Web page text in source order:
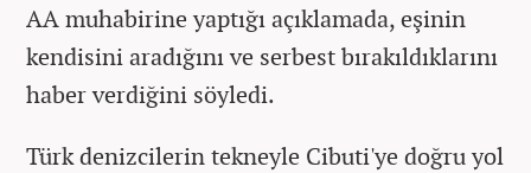
AA muhabirine yaptığı açıklamada, eşinin
kendisini aradığını ve serbest bırakıldıklarını
haber verdiğini söyledi.
Türk denizcilerin tekneyle Cibuti'ye doğru yol